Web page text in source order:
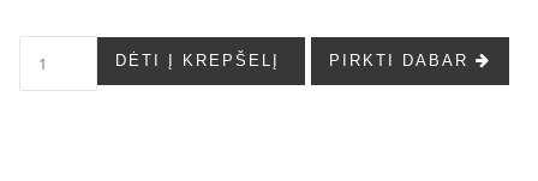
DĖTI Į KREPŠELĮ PIRKTI DABAR